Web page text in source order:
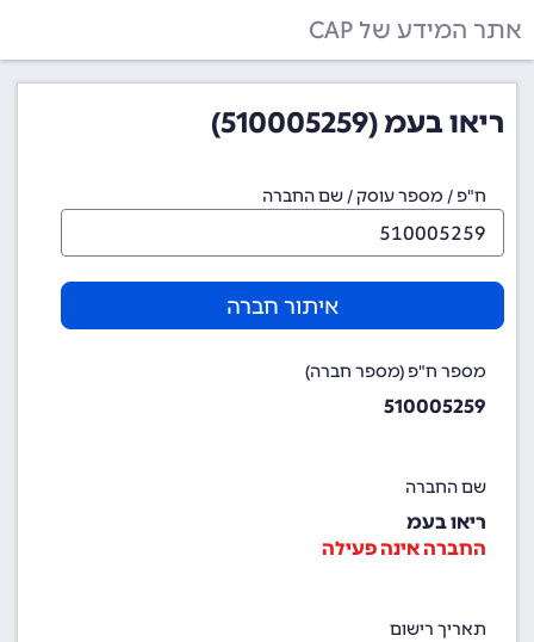
אתר המידע של CAP
ריאו בעמ (510005259)
ח"פ / מספר עוסק / שם החברה
איתור חברה
מספר ח"פ (מספר חברה)
510005259
שם החברה
ריאו בעמ
החברה אינה פעילה
תאריך רישום